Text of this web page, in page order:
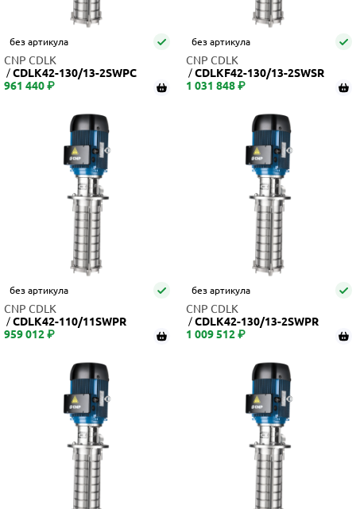
без артикула
CNP CDLK
CDLK42-130/13-2SWPC
961 440 ₽
без артикула
CNP CDLK
CDLKF42-130/13-2SWSR
1 031 848 ₽
без артикула
CNP CDLK
CDLK42-110/11SWPR
959 012 ₽
без артикула
CNP CDLK
CDLK42-130/13-2SWPR
1 009 512 ₽